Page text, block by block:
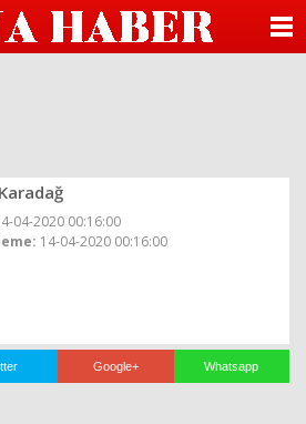
04-2020 00:16:00
14-04-2020 00:16:00
Google+ Whatsapp
ANASAYFA
FOTO GALERİ
KÜNYE